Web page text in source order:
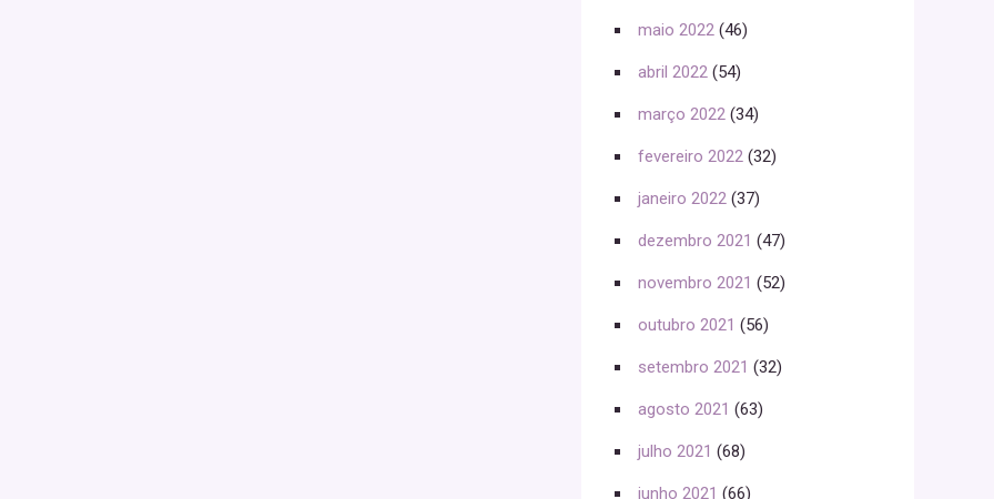
maio 2022 (46)
abril 2022 (54)
março 2022 (34)
fevereiro 2022 (32)
janeiro 2022 (37)
dezembro 2021 (47)
novembro 2021 (52)
outubro 2021 (56)
setembro 2021 (32)
agosto 2021 (63)
julho 2021 (68)
junho 2021 (66)